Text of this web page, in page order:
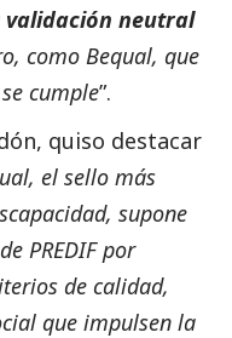
validación neutral
como Bequal, que
cumple”.
quiso destacar
el sello más
supone
PREDIF por
de calidad,
que impulsen la